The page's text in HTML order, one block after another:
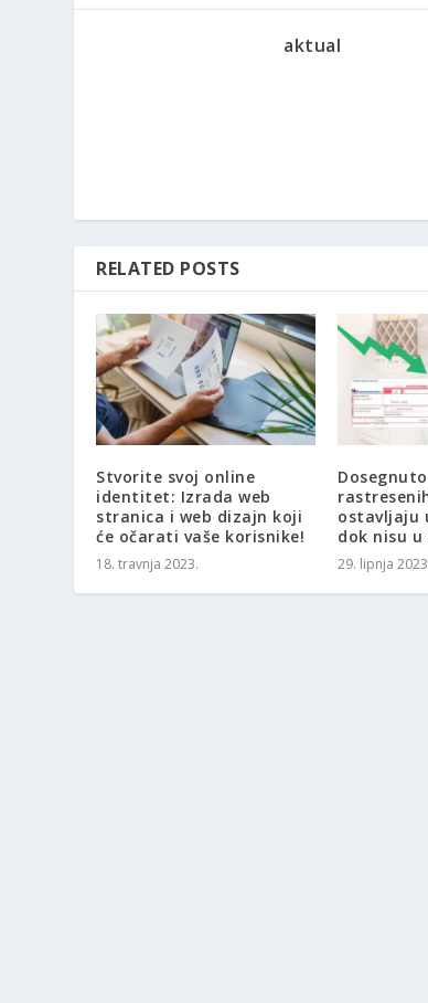
aktual
RELATED POSTS
Stvorite svoj online
identitet: Izrada web
stranica i web dizajn koji
će očarati vaše korisnike!
18. travnja 2023.
ostavljaju
dok nisu
29. lipnja